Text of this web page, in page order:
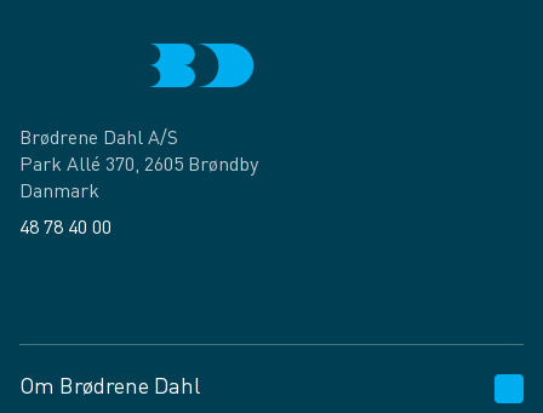
Brødrene Dahl A/S
Park Allé 370, 2605 Brøndby
Danmark
48 78 40 00
Om Brødrene Dahl